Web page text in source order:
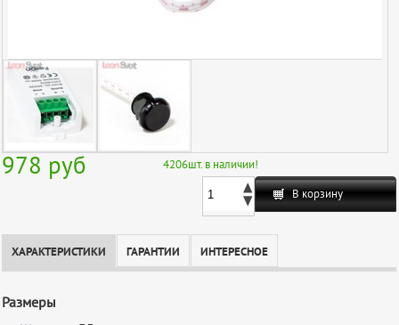
978 руб 4206шт. в наличии!
В корзину
ХАРАКТЕРИСТИКИ ГАРАНТИИ ИНТЕРЕСНОЕ
Размеры